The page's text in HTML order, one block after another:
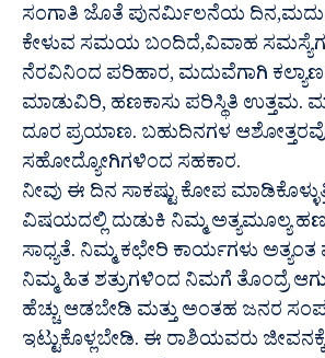
ಸಂಗಾತಿ ಜೊತೆ ಪುನರ್ಮಿಲನೆಯ
ಕೇಳುವ ಸಮಯ ಬಂದಿದೆ,ವಿವಾಹ
ನೆರವಿನಿಂದ ಪರಿಹಾರ, ಮದುವೆಗಾಗಿ
ಮಾಡುವಿರಿ, ಹಣಕಾಸು ಪರಿಸ್ಥಿತಿ ಉತ್ತಮ.
ದೂರ ಪ್ರಯಾಣ. ಬಹುದಿನಗಳ
ಸಹೋದ್ಯೋಗಿಗಳಿಂದ ಸಹಕಾರ.
ನೀವು ಈ ದಿನ ಸಾಕಷ್ಟು ಕೋಪ
ವಿಷಯದಲ್ಲಿ ದುಡುಕಿ ನಿಮ್ಮ ಅತ್ಯಮೂಲ್ಯ ಹಣ
ಸಾಧ್ಯತೆ. ನಿಮ್ಮ ಕಛೇರಿ ಕಾರ್ಯಗಳು
ನಿಮ್ಮ ಹಿತ ಶತ್ರುಗಳಿಂದ ನಿಮಗೆ ತೊಂದ್ರೆ
ಹೆಚ್ಚು ಆಡಬೇಡಿ ಮತ್ತು ಅಂತಹ ಜನರ
ಇಟ್ಟುಕೊಳ್ಲಬೇಡಿ. ಈ ರಾಶಿಯವರು